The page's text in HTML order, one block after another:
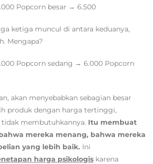
Popcorn besar → 6.500
ketiga muncul di antara keduanya,
Mengapa?
Popcorn sedang → 6.000 Popcorn
akan menyebabkan sebagian besar
produk dengan harga tertinggi,
membutuhkannya. Itu membuat
mereka menang, bahwa mereka
yang lebih baik. Ini
harga psikologis karena